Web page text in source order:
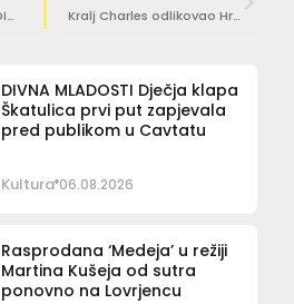
IBRICA JUSIĆ UZ 60 GODINA KARIJERE ‘Prst sudbine pokazao mi je da sjednem na moje skaline’ Kralj Charles odlikovao Hrvaticu Lady Jadranku Njerš Beresford-Peirse koja je ulagala u dubrovačku baštinu
DIVNA MLADOSTI Dječja klapa
Škatulica prvi put zapjevala
pred publikom u Cavtatu
Kultura 06.08.2026
Rasprodana ‘Medeja’ u režiji
Martina Kušeja od sutra
ponovno na Lovrjencu